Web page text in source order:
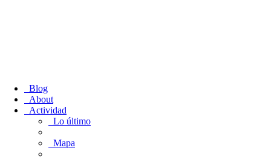
Blog
About
Actividad
Lo último
Mapa